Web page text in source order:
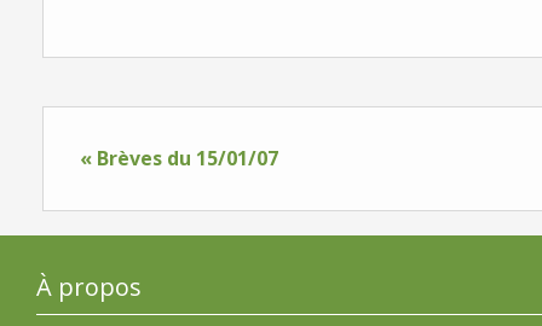
« Brèves du 15/01/07
À propos